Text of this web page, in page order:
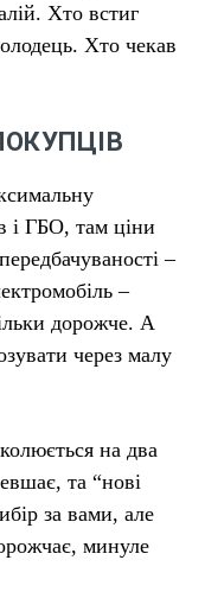
Хто встиг
Хто чекав
і ГБО, там ціни
–
–
дорожче. А
через малу
на два
та “нові
за вами, але
минуле